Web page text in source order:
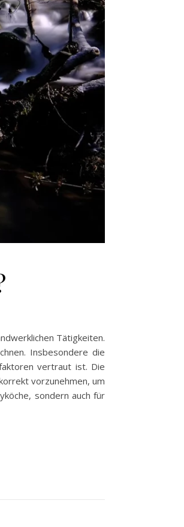
Tätigkeiten.
Insbesondere die
vertraut ist. Die
vorzunehmen, um
sondern auch für